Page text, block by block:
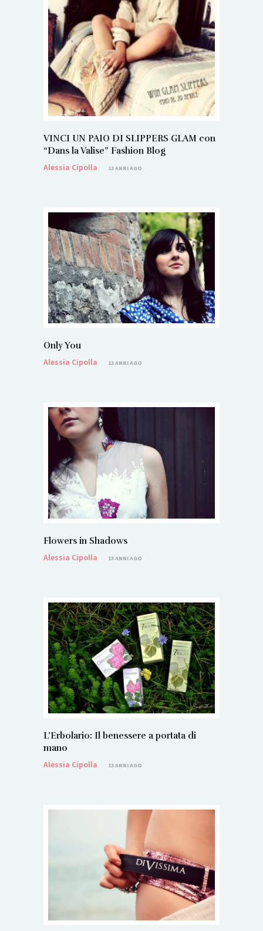
VINCI UN PAIO DI SLIPPERS GLAM con
“Dans la Valise” Fashion Blog
Alessia Cipolla
13 ANNI AGO
Only You
Alessia Cipolla
13 ANNI AGO
Flowers in Shadows
Alessia Cipolla
13 ANNI AGO
L’Erbolario: Il benessere a portata di
mano
Alessia Cipolla
13 ANNI AGO